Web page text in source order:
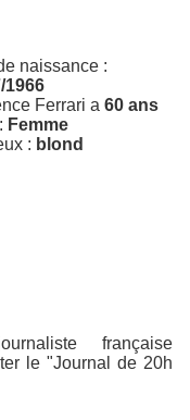
naissance :
1966
Ferrari a 60 ans
Femme
: blond
française
le "Journal de 20h